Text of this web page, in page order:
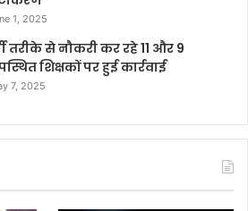
1, 2025
तरीके से नौकरी कर रहे 11 और 9
शिक्षकों पर हुई कार्रवाई
7, 2025